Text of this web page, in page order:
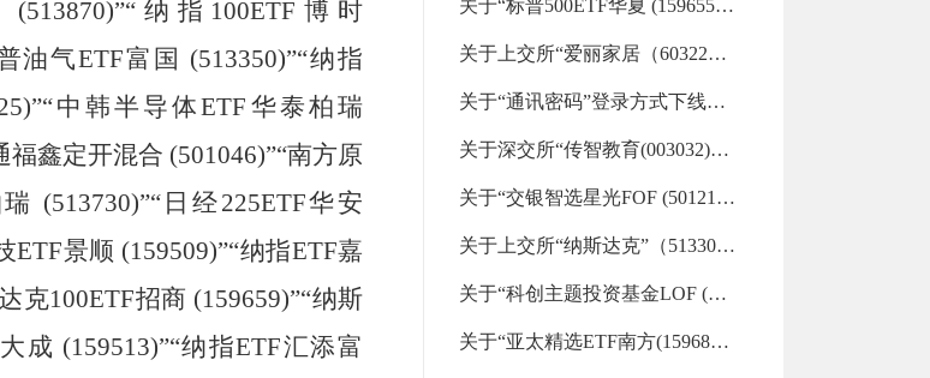
纳指100ETF博时
油气ETF富国 (513350)”“纳指
中韩半导体ETF华泰柏瑞
福鑫定开混合 (501046)”“南方原
(513730)”“日经225ETF华安
ETF景顺 (159509)”“纳指ETF嘉
克100ETF招商 (159659)”“纳斯
成 (159513)”“纳指ETF汇添富
关于“标普500ETF华夏 (159655)”“标普信息科技LOF (161128)”等29支重点监控证券交易的风险提示（2026-08-06 16:32:19.0)
关于上交所“爱丽家居（603221）”重点监控证券交易的风险提示（2026-08-06 09:22:30.0)
关于“通讯密码”登录方式下线的通知（2026-08-06 00:00:00.0)
关于深交所“传智教育(003032)”重点监控证券交易的风险提示（2026-08-05 17:11:57.0)
关于“交银智选星光FOF (501210)”“金ETF嘉实 (159831)”“美国50ETF汇添富 (159577)”等33支重点监控证券交易的风险提示（2026-08-05 17:07:13.0)
关于上交所“纳斯达克”（513300）重点监控证券交易的风险提示（2026-08-05 09:18:07.0)
关于“科创主题投资基金LOF (501080)”“财通升级混合LOF (501015)”等32支重点监控证券交易的风险提示（2026-08-04 15:13:31.0)
关于“亚太精选ETF南方(159687)”“标普信息科技LOF (161128)”等26支重点监控证券交易的风险提示（2026-08-04 09:11:39.0)